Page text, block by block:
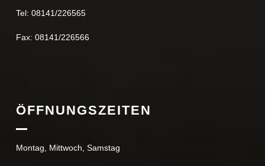
Tel: 08141/226565
Fax: 08141/226566
ÖFFNUNGSZEITEN
Montag, Mittwoch, Samstag